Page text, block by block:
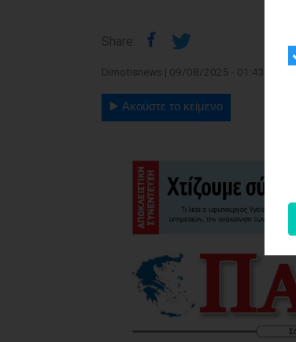
Share:
Dimotisnews | 09/08/2025 - 01:43
▶️ Ακούστε το κείμενο